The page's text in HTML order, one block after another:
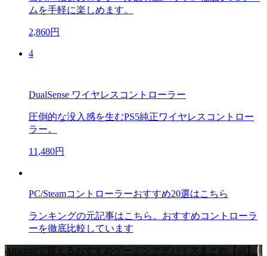
ムを手軽に楽しめます。
2,860円
4
DualSense ワイヤレスコントローラー
圧倒的な没入感を生むPS5純正ワイヤレスコントロー
ラー。
11,480円
PC/Steamコントローラーおすすめ20選はこちら
ランキングの元記事はこちら。おすすめコントローラ
ーを徹底比較しています
Amazonで買えるおすすめゲーミングデバイスまとめ【ad】